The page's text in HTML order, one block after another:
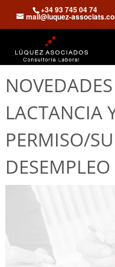
+34 93 745 04 74
mail@luquez-
LACTANCIA
PERMISO/
DESEMPLEO